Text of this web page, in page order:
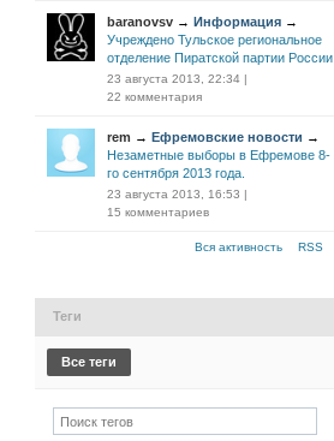
baranovsv → Информация →
Учреждено Тульское региональное
отделение Пиратской партии России
23 августа 2013, 22:34 |
22 комментария
rem → Ефремовские новости →
Незаметные выборы в Ефремове 8-
го сентября 2013 года.
23 августа 2013, 16:53 |
15 комментариев
Вся активность RSS
Теги
Все теги